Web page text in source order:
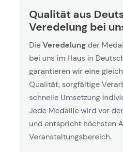
Qualität aus
Veredelung bei
DieVeredelungder
bei uns im Haus in
garantieren wir eine
Qualität, sorgfältige
schnelle Umsetzung
Jede Medaille wird vor
und entspricht höchsten
Veranstaltungsbereich.